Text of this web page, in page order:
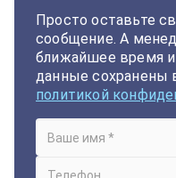
Просто оставьте
сообщение. А
ближайшее время
данные сохранены
политикой